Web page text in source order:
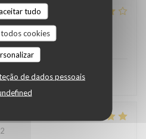
tudo
cookies
de dados pessoais
menu:4/5 quality_price